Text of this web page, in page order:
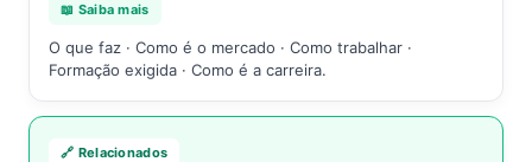
📖 Saiba mais
O que faz · Como é o mercado · Como trabalhar ·
Formação exigida · Como é a carreira.
🔗 Relacionados